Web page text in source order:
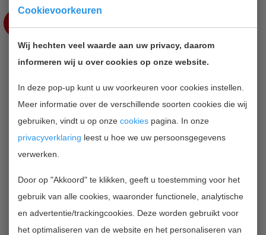
Cookievoorkeuren
Wij hechten veel waarde aan uw privacy, daarom
informeren wij u over cookies op onze website.
In deze pop-up kunt u uw voorkeuren voor cookies instellen.
Meer informatie over de verschillende soorten cookies die wij
gebruiken, vindt u op onze cookies pagina. In onze
privacyverklaring leest u hoe we uw persoonsgegevens
verwerken.
Door op "Akkoord" te klikken, geeft u toestemming voor het
gebruik van alle cookies, waaronder functionele, analytische
en advertentie/trackingcookies. Deze worden gebruikt voor
het optimaliseren van de website en het personaliseren van
5
MASTERCLASSES
TERUG NAAR OVERZICHT
Contactgegevens
InnoFunding B.V.
Nieuwe Gracht 7
2011 NB Haarlem